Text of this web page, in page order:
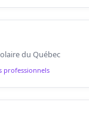
du Québec
professionnels